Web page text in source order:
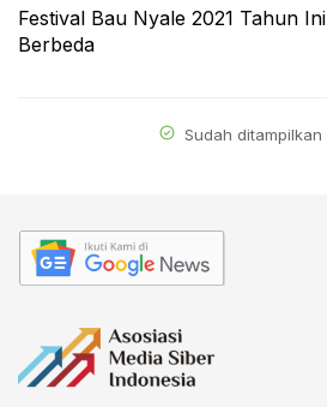
Festival Bau Nyale 2021 Tahun
Berbeda
Sudah ditampilkan